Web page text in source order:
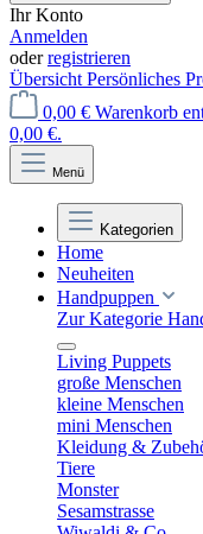
Ihr Konto
Anmelden
oderregistrieren
Übersicht Persönliches
0,00 € Warenkorb
0,00 €.
Menü
Kategorien
Home
Neuheiten
Handpuppen
Zur Kategorie
Living Puppets
große Menschen
kleine Menschen
mini Menschen
Kleidung &
Tiere
Monster
Sesamstrasse